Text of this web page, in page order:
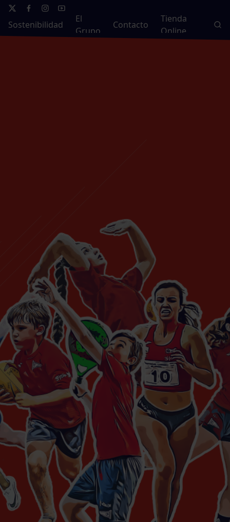
Sostenibilidad
El
Grupo
Contacto
Tienda
Online